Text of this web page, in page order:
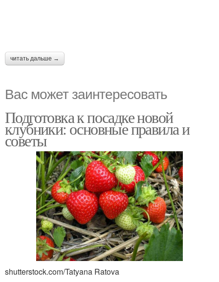
читать дальше →
Вас может заинтересовать
Подготовка к посадке новой
клубники: основные правила и
советы
shutterstock.com/Tatyana Ratova